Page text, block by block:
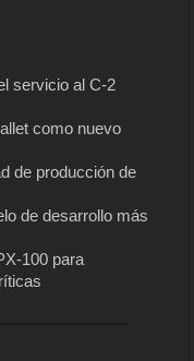
servicio al C-2
como nuevo
de producción de
de desarrollo más
100 para